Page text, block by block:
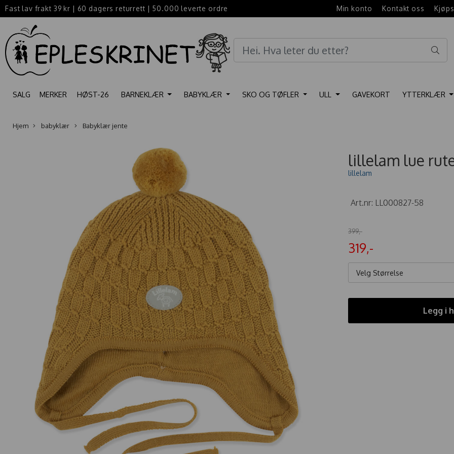
Fast lav frakt 39 kr | 60 dagers returrett | 50.000 leverte ordre Min konto Kontakt oss
SALG MERKER HØST-26 BARNEKLÆR BABYKLÆR SKO OG TØFLER ULL GAVEKORT YTTERKLÆR
Hjem babyklær Babyklær jente
lillelam lue
lillelam
Art.nr: LL000827-58
399,-
319,-
Velg Størrelse
Legg i